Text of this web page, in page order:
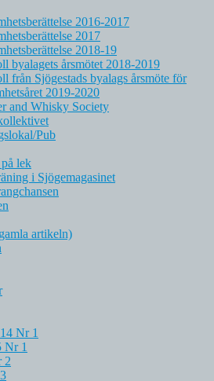
2016-2017
2017
2018-19
byalagets årsmötet 2018-2019
från Sjögestads byalags årsmöte för
2019-2020
and Whisky Society
Pub
lek
i Sjögemagasinet
artikeln)
Nr 1
Nr 1
2